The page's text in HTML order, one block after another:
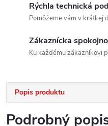
Rýchla technická
Pomôžeme vám v krátkej
Zákaznícka
Ku každému zákazníkovi
Popis produktu
Podrobný